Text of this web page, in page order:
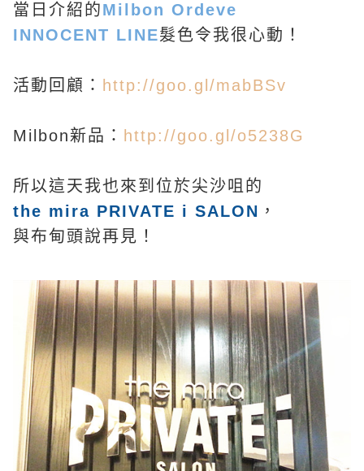
當日介紹的Milbon Ordeve
INNOCENT LINE髮色令我很心動！
活動回顧： http://goo.gl/mabBSv
Milbon新品： http://goo.gl/o5238G
所以這天我也來到位於尖沙咀的
the mira PRIVATE i SALON ，
與布甸頭說再見！